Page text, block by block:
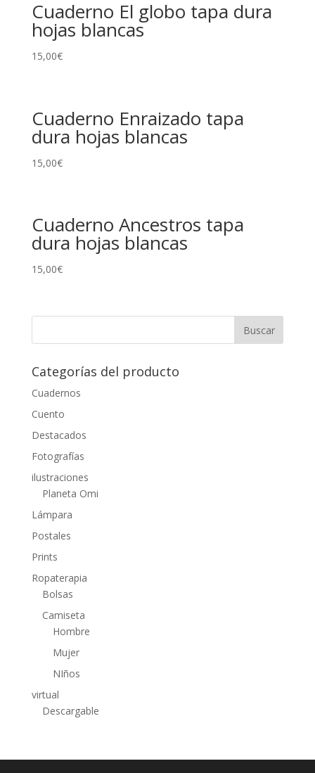
Cuaderno El globo tapa dura
hojas blancas
15,00€
Cuaderno Enraizado tapa
dura hojas blancas
15,00€
Cuaderno Ancestros tapa
dura hojas blancas
15,00€
Categorías del producto
Cuadernos
Cuento
Destacados
Fotografías
ilustraciones
Planeta Omi
Lámpara
Postales
Prints
Ropaterapia
Bolsas
Camiseta
Hombre
Mujer
NIños
virtual
Descargable